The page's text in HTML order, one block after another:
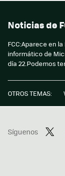
Noticias de
FCC:Aparece en
informático de
día 22.Podemos
OTROS TEMAS:
Síguenos